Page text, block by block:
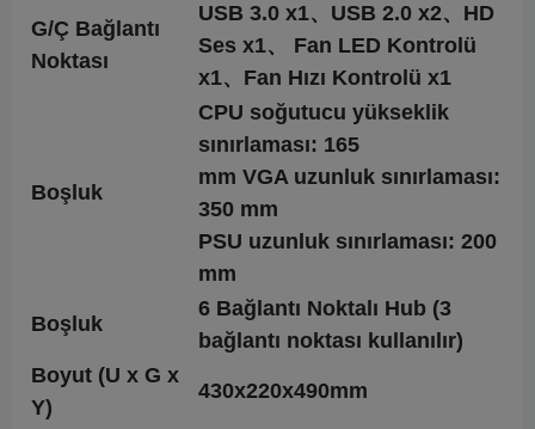
G/Ç Bağlantı
Noktası
USB 3.0 x1、USB 2.0 x2、HD
Ses x1、 Fan LED Kontrolü
x1、Fan Hızı Kontrolü x1
Boşluk
CPU soğutucu yükseklik
sınırlaması: 165
mm VGA uzunluk sınırlaması:
350 mm
PSU uzunluk sınırlaması: 200
mm
Boşluk
6 Bağlantı Noktalı Hub (3
bağlantı noktası kullanılır)
Boyut (U x G x
Y)
430x220x490mm